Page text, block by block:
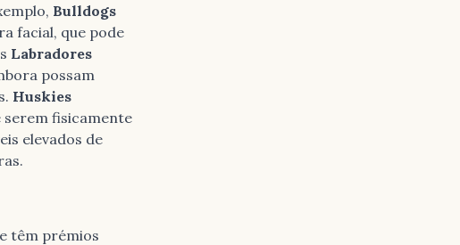
Bulldogs
facial, que pode
Labradores
possam
Huskies
serem fisicamente
elevados de
têm prémios